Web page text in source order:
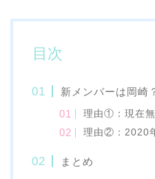
目次
新メンバーは岡崎
理由①：現在
理由②：2020
まとめ